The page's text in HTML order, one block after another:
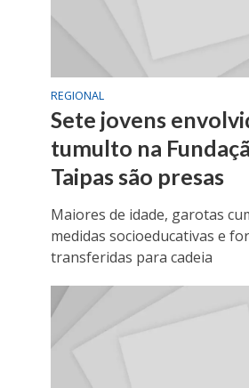
REGIONAL
Sete jovens
tumulto na
Taipas são presas
Maiores de idade, garotas
medidas socioeducativas e
transferidas para cadeia